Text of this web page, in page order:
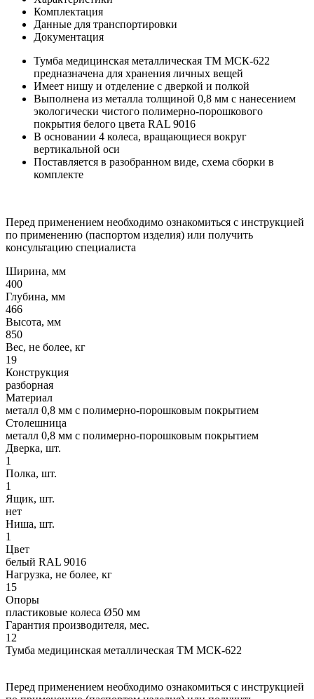
Комплектация
Данные для транспортировки
Документация
Тумба медицинская металлическая ТМ МСК-622
предназначена для хранения личных вещей
Имеет нишу и отделение с дверкой и полкой
Выполнена из металла толщиной 0,8 мм с нанесением
экологически чистого полимерно-порошкового
покрытия белого цвета RAL 9016
В основании 4 колеса, вращающиеся вокруг
вертикальной оси
Поставляется в разобранном виде, схема сборки в
комплекте
Перед применением необходимо ознакомиться с инструкцией
по применению (паспортом изделия) или получить
консультацию специалиста
Ширина, мм
400
Глубина, мм
466
Высота, мм
850
Вес, не более, кг
19
Конструкция
разборная
Материал
металл 0,8 мм с полимерно-порошковым покрытием
Столешница
металл 0,8 мм с полимерно-порошковым покрытием
Дверка, шт.
1
Полка, шт.
1
Ящик, шт.
нет
Ниша, шт.
1
Цвет
белый RAL 9016
Нагрузка, не более, кг
15
Опоры
пластиковые колеса Ø50 мм
Гарантия производителя, мес.
12
Тумба медицинская металлическая ТМ МСК-622
Перед применением необходимо ознакомиться с инструкцией